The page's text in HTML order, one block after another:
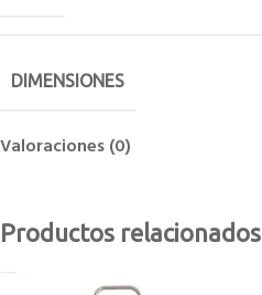
DIMENSIONES
Valoraciones (0)
Productos relacionados